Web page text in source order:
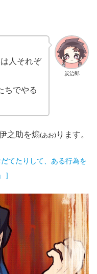
炭治郎
人それぞ
ちでやる
之助を煽(あお) ります。
てたりして、ある行為を